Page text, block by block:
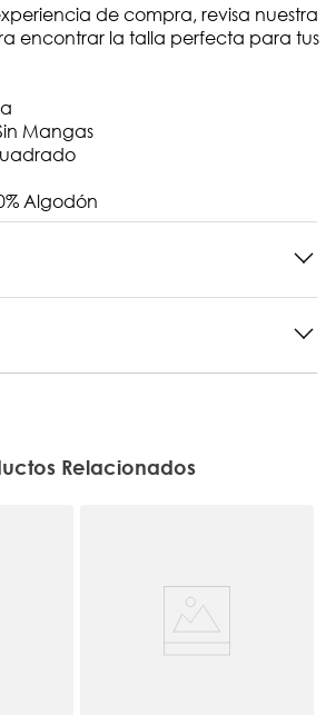
de compra, revisa nuestra
encontrar la talla perfecta para tus
Mangas
Algodón
Relacionados